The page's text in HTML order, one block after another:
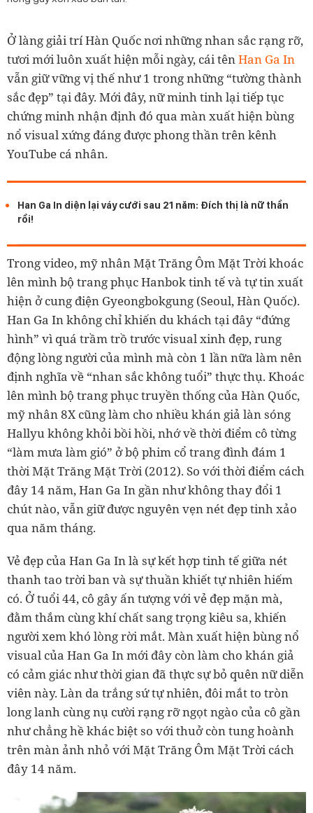
Ở làng giải trí Hàn Quốc nơi những nhan sắc rạng rỡ,
tươi mới luôn xuất hiện mỗi ngày, cái tênHan Ga In
vẫn giữ vững vị thế như 1 trong những “tường thành
sắc đẹp” tại đây. Mới đây, nữ minh tinh lại tiếp tục
chứng minh nhận định đó qua màn xuất hiện bùng
nổ visual xứng đáng được phong thần trên kênh
YouTube cá nhân.
Han Ga In diện lại váy cưới sau 21 năm: Đích thị là nữ thần
rồi!
Trong video, mỹ nhân Mặt Trăng Ôm Mặt Trời khoác
lên mình bộ trang phục Hanbok tinh tế và tự tin xuất
hiện ở cung điện Gyeongbokgung (Seoul, Hàn Quốc).
Han Ga In không chỉ khiến du khách tại đây “đứng
hình” vì quá trầm trồ trước visual xinh đẹp, rung
động lòng người của mình mà còn 1 lần nữa làm nên
định nghĩa về “nhan sắc không tuổi” thực thụ. Khoác
lên mình bộ trang phục truyền thống của Hàn Quốc,
mỹ nhân 8X cũng làm cho nhiều khán giả làn sóng
Hallyu không khỏi bồi hồi, nhớ về thời điểm cô từng
“làm mưa làm gió” ở bộ phim cổ trang đình đám 1
thời Mặt Trăng Mặt Trời (2012). So với thời điểm cách
đây 14 năm, Han Ga In gần như không thay đổi 1
chút nào, vẫn giữ được nguyên vẹn nét đẹp tinh xảo
qua năm tháng.
Vẻ đẹp của Han Ga In là sự kết hợp tinh tế giữa nét
thanh tao trời ban và sự thuần khiết tự nhiên hiếm
có. Ở tuổi 44, cô gây ấn tượng với vẻ đẹp mặn mà,
đằm thắm cùng khí chất sang trọng kiêu sa, khiến
người xem khó lòng rời mắt. Màn xuất hiện bùng nổ
visual của Han Ga In mới đây còn làm cho khán giả
có cảm giác như thời gian đã thực sự bỏ quên nữ diễn
viên này. Làn da trắng sứ tự nhiên, đôi mắt to tròn
long lanh cùng nụ cười rạng rỡ ngọt ngào của cô gần
như chẳng hề khác biệt so với thuở còn tung hoành
trên màn ảnh nhỏ với Mặt Trăng Ôm Mặt Trời cách
đây 14 năm.